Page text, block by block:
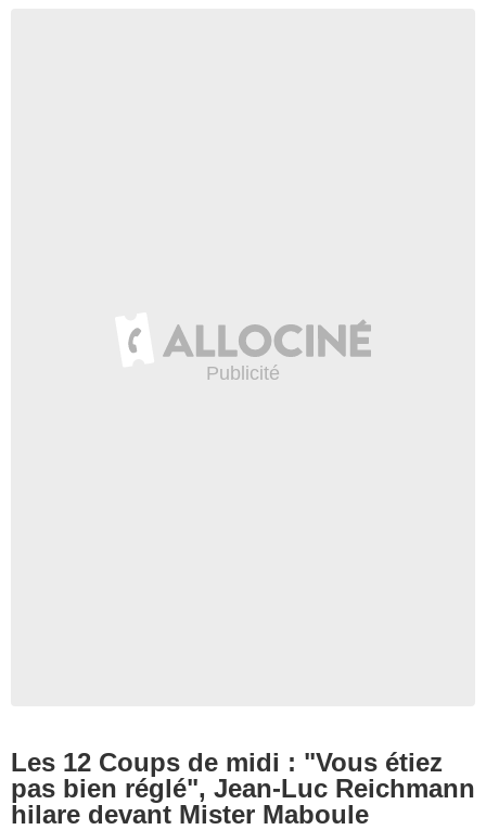
Les 12 Coups de midi : "Vous étiez
pas bien réglé", Jean-Luc Reichmann
hilare devant Mister Maboule